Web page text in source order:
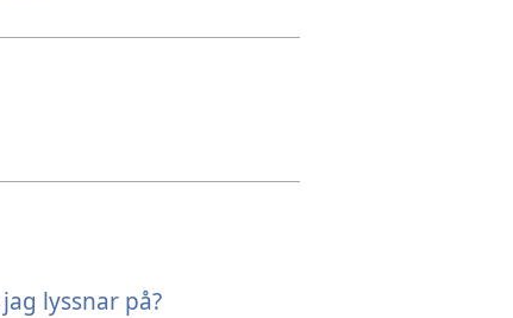
lyssnar på?